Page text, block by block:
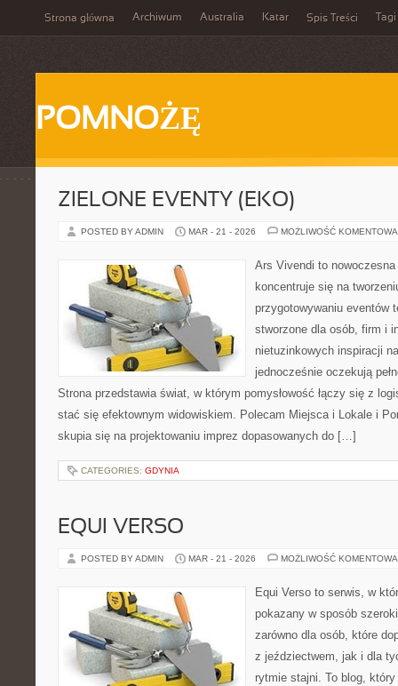
Strona główna Archiwum Australia Katar Spis Treści Tagi
POMNOŻĘ
ZIELONE EVENTY (EKO)
POSTED BY ADMIN MAR - 21 - 2026 MOŻLIWOŚĆ
Ars Vivendi to
koncentruje się na
przygotowywaniu eventów
stworzone dla osób, firm i
nietuzinkowych inspiracji
jednocześnie oczekują
Strona przedstawia świat, w którym pomysłowość łączy się z
stać się efektownym widowiskiem. Polecam Miejsca i Lokale i
skupia się na projektowaniu imprez dopasowanych do […]
CATEGORIES: GDYNIA
EQUI VERSO
POSTED BY ADMIN MAR - 21 - 2026 MOŻLIWOŚĆ
Equi Verso to serwis, w
pokazany w sposób
zarówno dla osób, które
z jeździectwem, jak i dla
rytmie stajni. To blog,